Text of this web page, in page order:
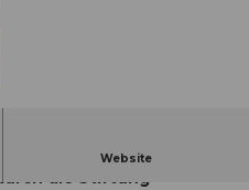
Website
eine
die Stiftung